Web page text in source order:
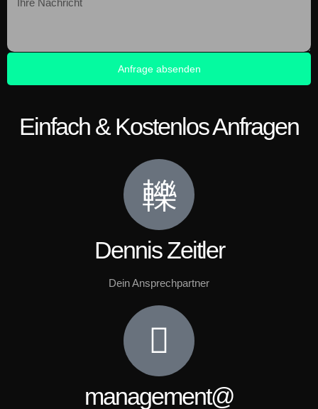
Anfrage absenden
Einfach & Kostenlos Anfragen
Dennis Zeitler
Dein Ansprechpartner
management@